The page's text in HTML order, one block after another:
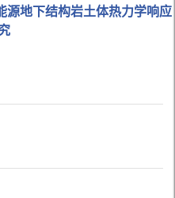
源地下结构岩土体热力学响应